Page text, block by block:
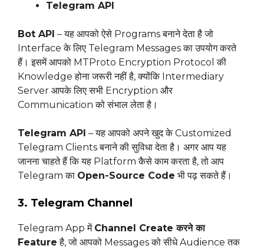
Telegram API
Bot API – यह आपको ऐसे Programs बनाने देता है जो
Interface के लिए Telegram Messages का उपयोग करते
हैं। इसमें आपको MTProto Encryption Protocol की
Knowledge होना जरूरी नहीं है, क्योंकि Intermediary
Server आपके लिए सभी Encryption और
Communication को संभाल लेता है।
Telegram API – यह आपको अपने खुद के Customized
Telegram Clients बनाने की सुविधा देता है। अगर आप यह
जानना चाहते हैं कि यह Platform कैसे काम करता है, तो आप
Telegram का Open-Source Code भी पढ़ सकते हैं।
3. Telegram Channel
Telegram App में Channel Create करने का
Feature है, जो आपको Messages को सीधे Audience तक